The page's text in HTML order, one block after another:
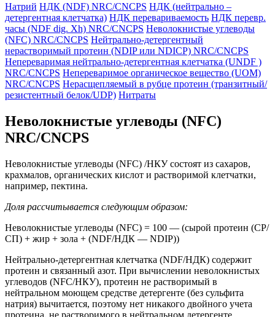
Натрий НДК (NDF) NRC/CNCPS НДК (нейтрально –
детергентная клетчатка) НДК перевариваемость НДК перевр.
часы (NDF dig. Xh) NRC/CNCPS Неволокнистые углеводы
(NFC) NRC/CNCPS Нейтрально-детергентный
нерастворимый протеин (NDIP или NDICP) NRC/CNCPS
Непереваримая нейтрально-детергентная клетчатка (UNDF )
NRC/CNCPS Непереваримое органическое вещество (UOM)
NRC/CNCPS Нерасщепляемый в рубце протеин (транзитный/
резистентный белок/UDP) Нитраты
Неволокнистые углеводы (NFC)
NRC/CNCPS
Неволокнистые углеводы (NFC) /НКУ состоят из сахаров,
крахмалов, органических кислот и растворимой клетчатки,
например, пектина.
Доля рассчитывается следующим образом:
Неволокнистые углеводы (NFC) = 100 — (сырой протеин (CP/
СП) + жир + зола + (NDF/НДК — NDIP))
Нейтрально-детергентная клетчатка (NDF/НДК) содержит
протеин и связанный азот. При вычислении неволокнистых
углеводов (NFC/НКУ), протеин не растворимый в
нейтральном моющем средстве детергенте (без сульфита
натрия) вычитается, поэтому нет никакого двойного учета
протеина, не растворимого в нейтральном детергенте